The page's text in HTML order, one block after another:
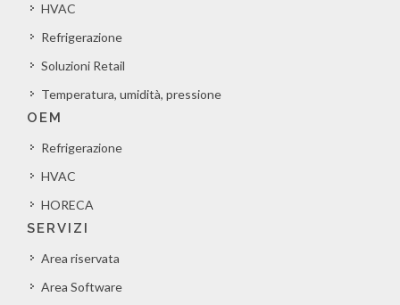
HVAC
Refrigerazione
Soluzioni Retail
Temperatura, umidità, pressione
OEM
Refrigerazione
HVAC
HORECA
SERVIZI
Area riservata
Area Software